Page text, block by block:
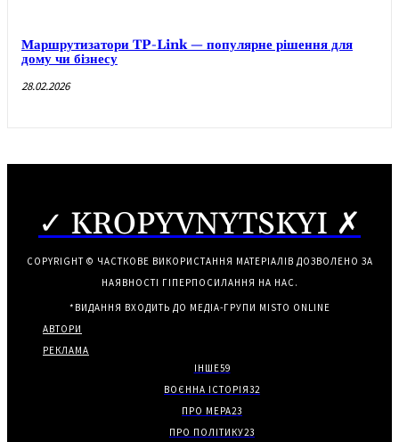
Маршрутизатори TP-Link — популярне рішення для
дому чи бізнесу
28.02.2026
✓ KROPYVNYTSKYI ✗
COPYRIGHT © ЧАСТКОВЕ ВИКОРИСТАННЯ МАТЕРІАЛІВ ДОЗВОЛЕНО ЗА
НАЯВНОСТІ ГІПЕРПОСИЛАННЯ НА НАС.
*ВИДАННЯ ВХОДИТЬ ДО МЕДІА-ГРУПИ MISTO ONLINE
АВТОРИ
РЕКЛАМА
ІНШЕ59
ВОЄННА ІСТОРІЯ32
ПРО МЕРА23
ПРО ПОЛІТИКУ23